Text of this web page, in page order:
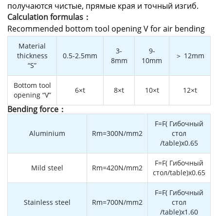
получаются чистые, прямые края и точный изгиб.
Calculation formulas：
Recommended bottom tool opening V for air bending
Material
thickness
“S”
0.5-2.5mm
3-
8mm
9-
10mm
＞ 12mm
Bottom tool
opening “V”
6×t 8×t 10×t 12×t
Bending force：
Aluminium Rm=300N/mm2
F=F( Гибочный
стол
/table)x0.65
Mild steel Rm=420N/mm2
F=F( Гибочный
стол/table)x0.65
Stainless steel Rm=700N/mm2
F=F( Гибочный
стол
/table)x1.60